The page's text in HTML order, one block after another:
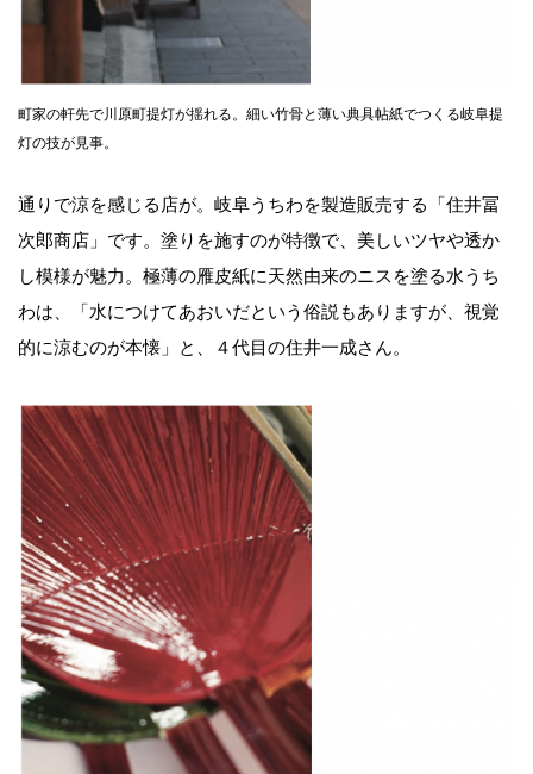
町家の軒先で川原町提灯が揺れる。細い竹骨と薄い典具帖紙でつくる岐阜提
灯の技が見事。
通りで涼を感じる店が。岐阜うちわを製造販売する「住井冨
次郎商店」です。塗りを施すのが特徴で、美しいツヤや透か
し模様が魅力。極薄の雁皮紙に天然由来のニスを塗る水うち
わは、「水につけてあおいだという俗説もありますが、視覚
的に涼むのが本懐」と、４代目の住井一成さん。